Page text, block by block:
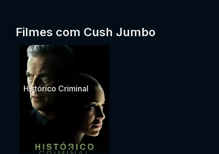
Filmes com Cush Jumbo
Histórico Criminal